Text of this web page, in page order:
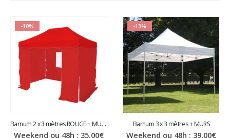
-10%
Barnum 2 x 3 mètres ROUGE + MURS
Weekend ou 48h : 35,00€
-13%
Barnum 3 x 3 mètres + MURS
Weekend ou 48h : 39,00€